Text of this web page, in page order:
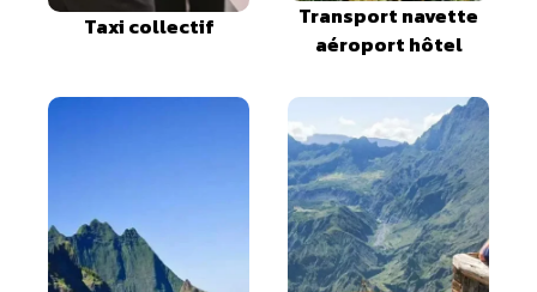
Taxi collectif
Transport navette
aéroport hôtel